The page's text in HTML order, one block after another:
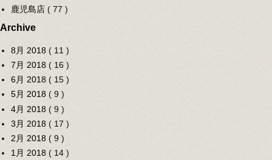
鹿児島店 ( 77 )
Archive
8月 2018 ( 11 )
7月 2018 ( 16 )
6月 2018 ( 15 )
5月 2018 ( 9 )
4月 2018 ( 9 )
3月 2018 ( 17 )
2月 2018 ( 9 )
1月 2018 ( 14 )